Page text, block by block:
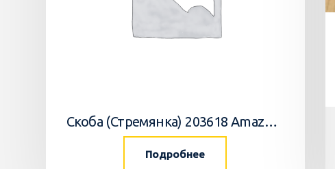
Скоба (Стремянка) 203618 Amazone
Подробнее